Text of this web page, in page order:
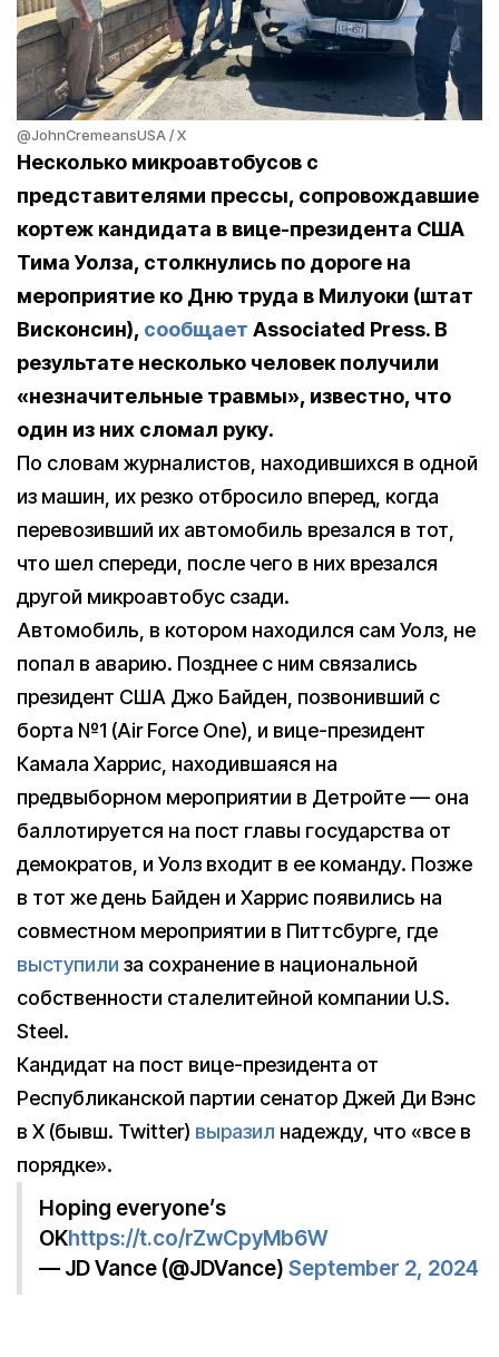
@JohnCremeansUSA / X
Несколько микроавтобусов с
представителями прессы, сопровождавшие
кортеж кандидата в вице-президента США
Тима Уолза, столкнулись по дороге на
мероприятие ко Дню труда в Милуоки (штат
Висконсин), сообщает Associated Press. В
результате несколько человек получили
«незначительные травмы», известно, что
один из них сломал руку.
По словам журналистов, находившихся в одной
из машин, их резко отбросило вперед, когда
перевозивший их автомобиль врезался в тот,
что шел спереди, после чего в них врезался
другой микроавтобус сзади.
Автомобиль, в котором находился сам Уолз, не
попал в аварию. Позднее с ним связались
президент США Джо Байден, позвонивший с
борта №1 (Air Force One), и вице-президент
Камала Харрис, находившаяся на
предвыборном мероприятии в Детройте — она
баллотируется на пост главы государства от
демократов, и Уолз входит в ее команду. Позже
в тот же день Байден и Харрис появились на
совместном мероприятии в Питтсбурге, где
выступили за сохранение в национальной
собственности сталелитейной компании U.S.
Steel.
Кандидат на пост вице-президента от
Республиканской партии сенатор Джей Ди Вэнс
в X (бывш. Twitter) выразил надежду, что «все в
порядке».
Hoping everyone’s
OKhttps://t.co/rZwCpyMb6W
— JD Vance (@JDVance) September 2, 2024